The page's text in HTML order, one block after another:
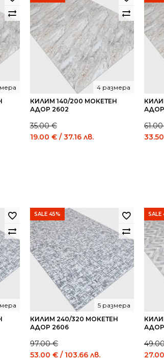
КИЛИМ 140/200 МОКЕТЕН
АДОР 2602
4 размера
35.00€
Original
19.00 € / 37.16 лв.
АДОР
33.50
SALE 45%
КИЛИМ 240/320 МОКЕТЕН
АДОР 2606
5 размера
97.00€
Original
53.00 € / 103.66 лв.
SALE
АДОР
27.00